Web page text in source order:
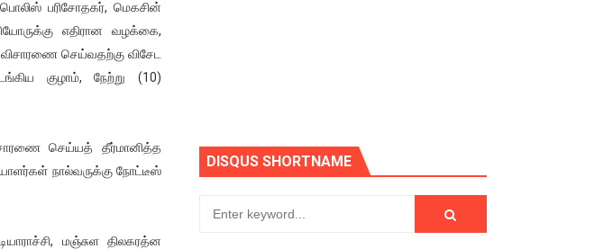
அன்புரிமையோடு அழைக்கின்றோம்.
பகிரங்க கேள்வி
என்ன
வெளியிட்ட...
பொலிஸ் பரிசோதகர், மெகசின்
எதிரான வழக்கை,
விசாரணை செய்வதற்கு விசேட
குழாம், நேற்று (10)
செய்யத் தீர்மானித்த
நால்வருக்கு நோட்டீஸ்
மஞ்சுள திலகரத்ன
DISQUS SHORTNAME